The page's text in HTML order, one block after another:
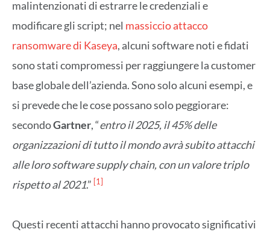
malintenzionati di estrarre le credenziali e
modificare gli script; nel massiccio attacco
ransomware di Kaseya, alcuni software noti e fidati
sono stati compromessi per raggiungere la customer
base globale dell’azienda. Sono solo alcuni esempi, e
si prevede che le cose possano solo peggiorare:
secondoGartner, “entro il 2025, il 45% delle
organizzazioni di tutto il mondo avrà subito attacchi
alle loro software supply chain, con un valore triplo
rispetto al 2021.” [1]
Questi recenti attacchi hanno provocato significativi